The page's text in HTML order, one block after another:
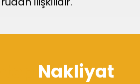
Nakliyat